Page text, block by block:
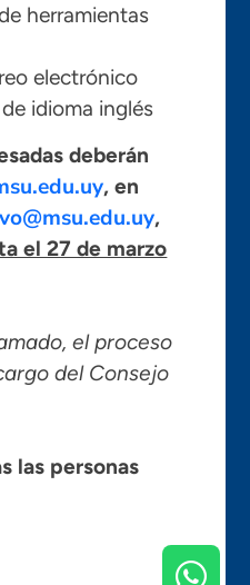
herramientas
electrónico
idioma inglés
deberán
,en
,
el 27 de marzo
el proceso
del Consejo
las personas